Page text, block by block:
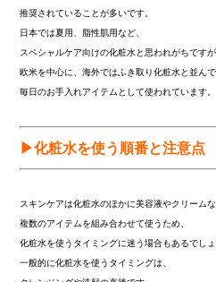
推奨されていることが多いです。
日本では夏用、脂性肌用など、
スペシャルケア向けの化粧水と思われがちですが
欧米を中心に、海外ではふき取り化粧水と並んで
毎日のお手入れアイテムとして使われています。
▶化粧水を使う順番と注意点
スキンケアは化粧水のほかに美容液やクリームな
複数のアイテムを組み合わせて使うため、
化粧水を使うタイミングに迷う場合もあるでしょ
一般的に化粧水を使うタイミングは、